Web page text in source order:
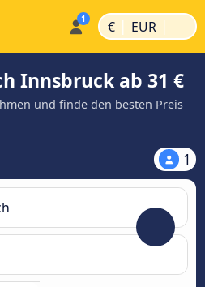
€ | EUR |
Innsbruck ab 31 €
und finde den besten Preis
1